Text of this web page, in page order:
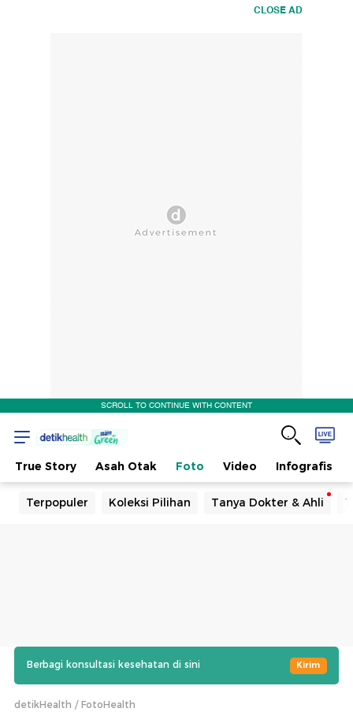
CLOSE AD
SCROLL TO CONTINUE WITH CONTENT
True Story Asah Otak Foto Video Infografis
Terpopuler Koleksi Pilihan Tanya Dokter & Ahli
Berbagi konsultasi kesehatan di sini Kirim
detikHealth FotoHealth